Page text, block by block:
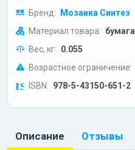
Бренд: Мозаика Синтез
Материал товара: бумага
Вес, кг: 0.055
Возрастное ограничение:
ISBN: 978-5-43150-651-2
Описание Отзывы